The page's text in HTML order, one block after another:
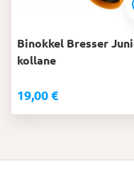
Binokkel Bresser
kollane
19,00 €